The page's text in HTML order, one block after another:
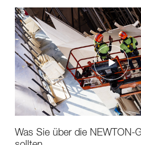
Was Sie über die NEWTON-